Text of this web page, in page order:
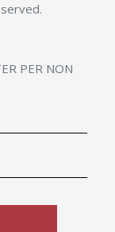
PER NON